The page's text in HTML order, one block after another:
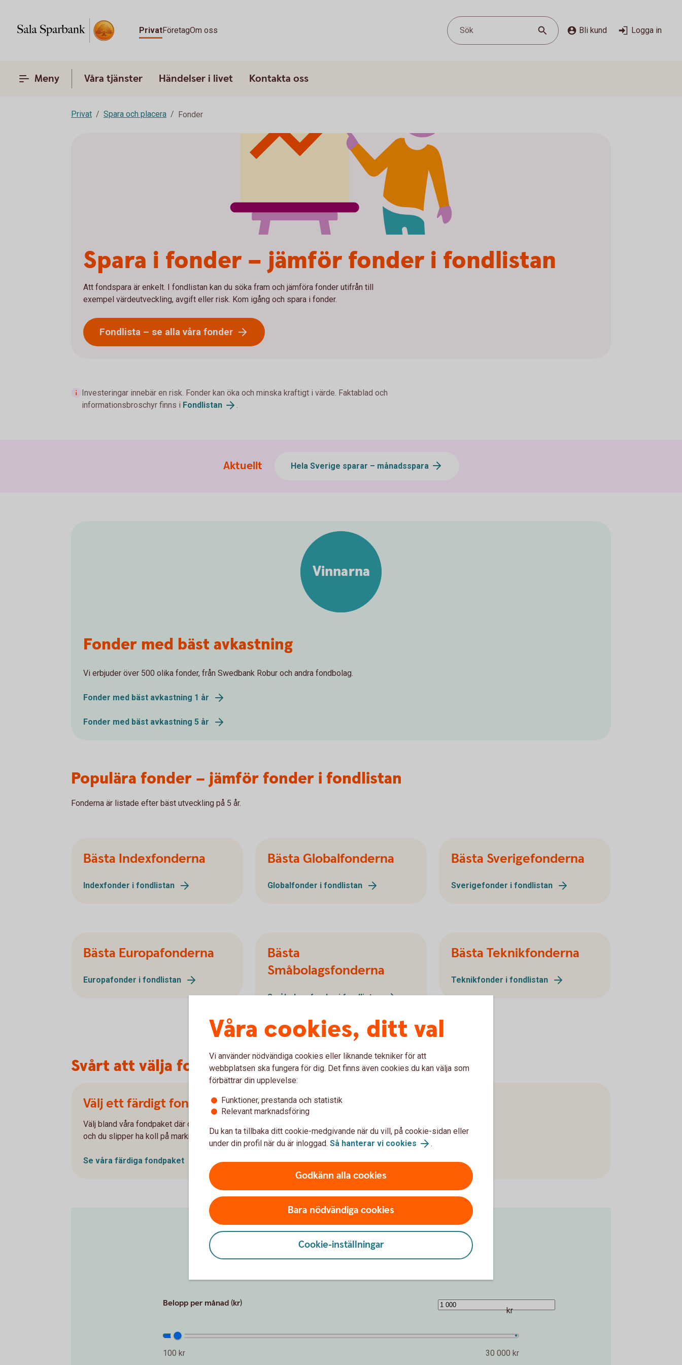
PrivatFöretagOm oss Sök Bli kund Logga in
Meny Våra tjänster Händelser i livet Kontakta oss
Privat Spara och placera Fonder
Spara i fonder – jämför fonder i fondlistan
Att fondspara är enkelt. I fondlistan kan du söka fram och jämföra fonder utifrån till
exempel värdeutveckling, avgift eller risk. Kom igång och spara i fonder.
Fondlista – se alla våra fonder
Investeringar innebär en risk. Fonder kan öka och minska kraftigt i värde. Faktablad och
informationsbroschyr finns i Fondlistan .
Aktuellt Hela Sverige sparar – månadsspara
Fonder med bäst avkastning
Vi erbjuder över 500 olika fonder, från Swedbank Robur och andra fondbolag.
Fonder med bäst avkastning 1 år
Fonder med bäst avkastning 5 år
Vinnarna
Populära fonder – jämför fonder i fondlistan
Fonderna är listade efter bäst utveckling på 5 år.
Bästa Indexfonderna
Indexfonder i fondlistan
Bästa Globalfonderna
Globalfonder i fondlistan
Bästa Sverigefonderna
Sverigefonder i fondlistan
Bästa Europafonderna
Europafonder i fondlistan
Bästa
Småbolagsfonderna
Småbolagsfonder i fondlistan
Bästa Teknikfonderna
Teknikfonder i fondlistan
Svårt att välja fond?
Välj ett färdigt fondpaket
Välj bland våra fondpaket där du sparar i många fonder samtidigt. Förvaltarna gör jobbet
och du slipper ha koll på marknaden.
Se våra färdiga fondpaket
Månadsspara i fonder
Belopp per månad (kr)
100 kr 30 000 kr
kr
Våra cookies, ditt val
Vi använder nödvändiga cookies eller liknande tekniker för att
webbplatsen ska fungera för dig. Det finns även cookies du kan välja som
förbättrar din upplevelse:
Funktioner, prestanda och statistik
Relevant marknadsföring
Du kan ta tillbaka ditt cookie-medgivande när du vill, på cookie-sidan eller
under din profil när du är inloggad. Så hanterar vi cookies .
Godkänn alla cookies
Bara nödvändiga cookies
Cookie-inställningar